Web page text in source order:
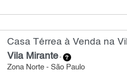
Casa Térrea à Venda na
Vila Mirante-
Zona Norte - São Paulo